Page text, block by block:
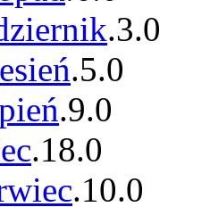
.3.0
.5.0
.9.0
.18.0
.10.0